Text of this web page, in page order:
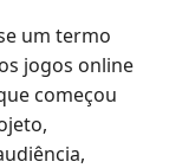
um termo
jogos online
começou